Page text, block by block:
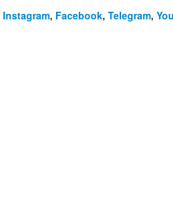
Instagram, Facebook, Telegram,